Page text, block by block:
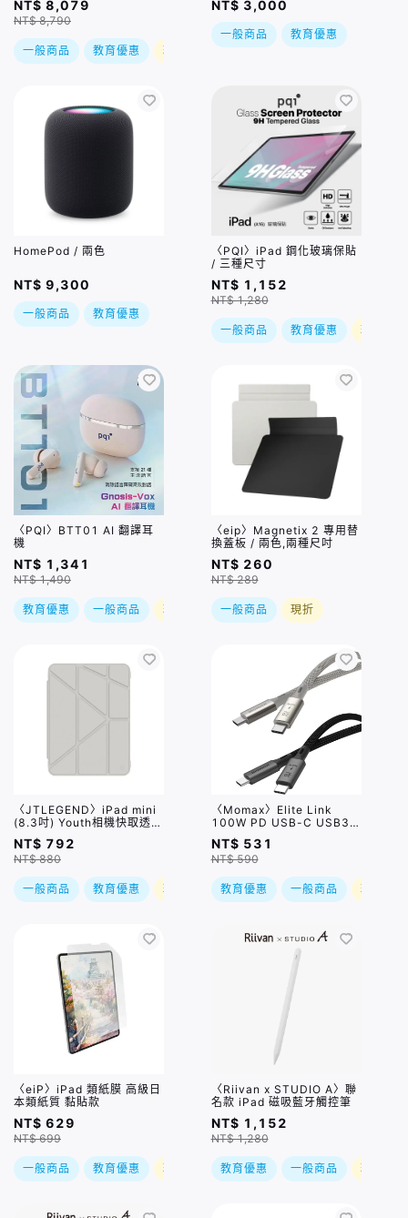
NT$ 8,079
NT$ 8,790
一般商品 教育優惠 現折
NT$ 3,000
一般商品 教育優惠
HomePod / 兩色
NT$ 9,300
一般商品 教育優惠
〈PQI〉iPad 鋼化玻璃保貼
/ 三種尺寸
NT$ 1,152
NT$ 1,280
一般商品 教育優惠 現折
〈PQI〉BTT01 AI 翻譯耳
機
NT$ 1,341
NT$ 1,490
教育優惠 一般商品 現折
〈eip〉Magnetix 2 專用替
換蓋板 / 兩色,兩種尺吋
NT$ 260
NT$ 289
一般商品 現折
〈JTLEGEND〉iPad mini
(8.3吋) Youth相機快取透明
防摔殼(含Apple Pencil槽)
淺灰
NT$ 792
NT$ 880
一般商品 教育優惠 現折
〈Momax〉Elite Link
100W PD USB-C USB3.2
20Gbps 編織充電/影像傳輸
線(1M) / 兩色
NT$ 531
NT$ 590
教育優惠 一般商品 現折
〈eiP〉iPad 類紙膜 高級日
本類紙質 黏貼款
NT$ 629
NT$ 699
一般商品 教育優惠 現折
〈Riivan x STUDIO A〉聯
名款 iPad 磁吸藍牙觸控筆
NT$ 1,152
NT$ 1,280
教育優惠 一般商品 現折